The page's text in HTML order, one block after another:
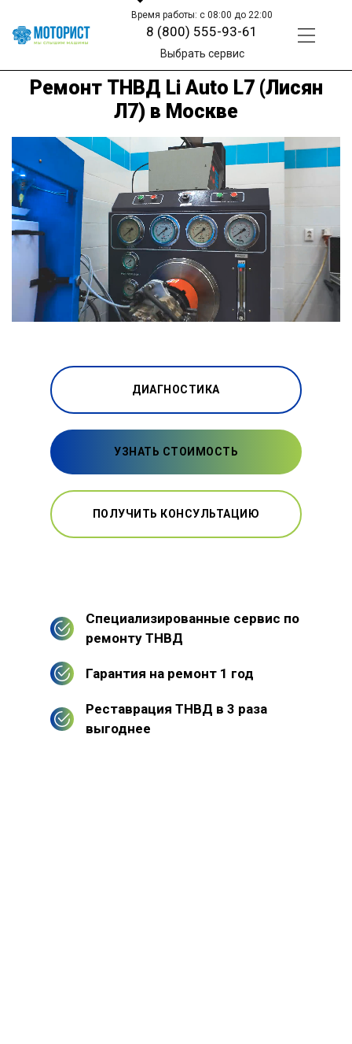
Время работы: с 08:00 до 22:00
8 (800) 555-93-61
Выбрать сервис
Ремонт ТНВД Li Auto L7 (Лисян
Л7) в Москве
ДИАГНОСТИКА
УЗНАТЬ СТОИМОСТЬ
ПОЛУЧИТЬ КОНСУЛЬТАЦИЮ
Специализированные сервис по
ремонту ТНВД
Гарантия на ремонт 1 год
Реставрация ТНВД в 3 раза
выгоднее